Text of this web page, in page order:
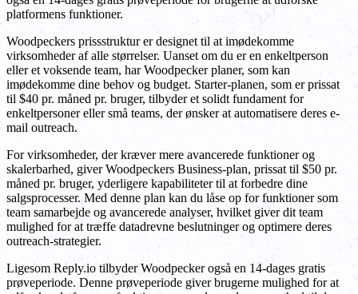
platformens funktioner.
Woodpeckers prissstruktur er designet til at imødekomme
virksomheder af alle størrelser. Uanset om du er en enkeltperson
eller et voksende team, har Woodpecker planer, som kan
imødekomme dine behov og budget. Starter-planen, som er prissat
til $40 pr. måned pr. bruger, tilbyder et solidt fundament for
enkeltpersoner eller små teams, der ønsker at automatisere deres e-
mail outreach.
For virksomheder, der kræver mere avancerede funktioner og
skalerbarhed, giver Woodpeckers Business-plan, prissat til $50 pr.
måned pr. bruger, yderligere kapabiliteter til at forbedre dine
salgsprocesser. Med denne plan kan du låse op for funktioner som
team samarbejde og avancerede analyser, hvilket giver dit team
mulighed for at træffe datadrevne beslutninger og optimere deres
outreach-strategier.
Ligesom Reply.io tilbyder Woodpecker også en 14-dages gratis
prøveperiode. Denne prøveperiode giver brugerne mulighed for at